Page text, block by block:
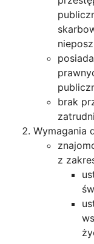
brak
Wymagania
z